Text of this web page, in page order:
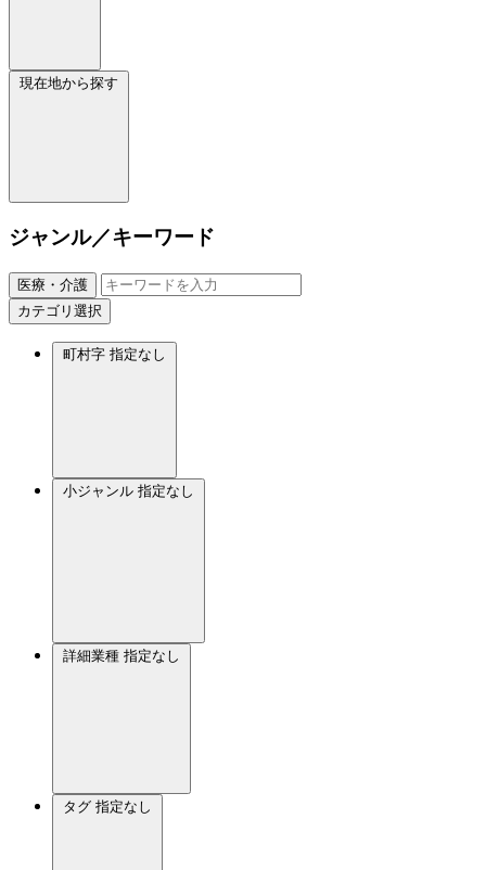
現在地から探す
ジャンル／キーワード
医療・介護
カテゴリ選択
町村字 指定なし
小ジャンル 指定なし
詳細業種 指定なし
タグ 指定なし